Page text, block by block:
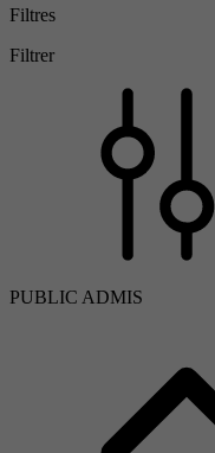
Filtres
Filtrer
PUBLIC ADMIS